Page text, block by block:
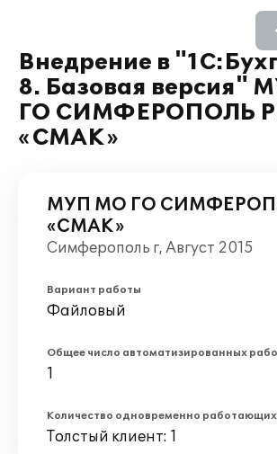
Внедрение в
8. Базовая версия"
ГО СИМФЕРОПОЛЬ
«СМАК»
МУП МО ГО
«СМАК»
Симферополь г, Август 2015
Вариант работы
Файловый
Общее число автоматизированных
1
Количество одновременно работающих
Толстый клиент: 1